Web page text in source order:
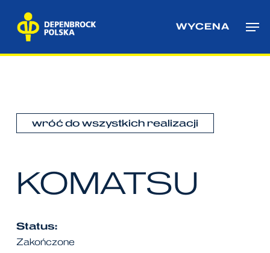
content
WYCENA
wróć do wszystkich realizacji
KOMATSU
Status:
Zakończone